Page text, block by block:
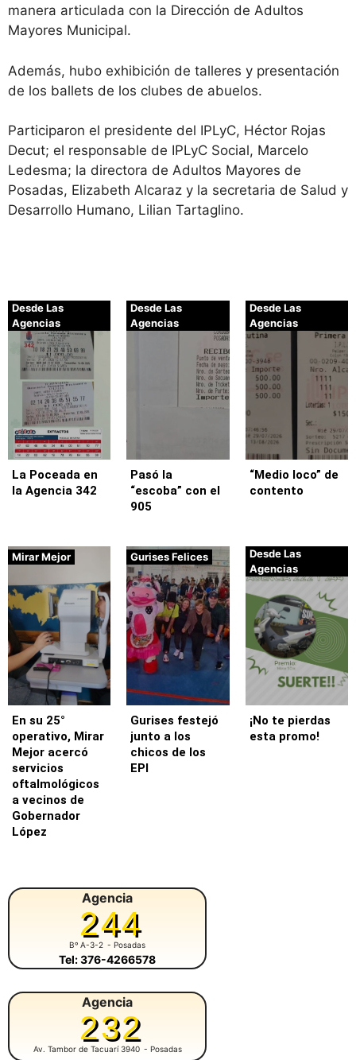
manera articulada con la Dirección de Adultos
Mayores Municipal.
Además, hubo exhibición de talleres y presentación
de los ballets de los clubes de abuelos.
Participaron el presidente del IPLyC, Héctor Rojas
Decut; el responsable de IPLyC Social, Marcelo
Ledesma; la directora de Adultos Mayores de
Posadas, Elizabeth Alcaraz y la secretaria de Salud y
Desarrollo Humano, Lilian Tartaglino.
Desde Las
Agencias
La Poceada en
la Agencia 342
Desde Las
Agencias
Pasó la
“escoba” con el
905
Desde Las
Agencias
“Medio loco” de
contento
Mirar Mejor
En su 25°
operativo, Mirar
Mejor acercó
servicios
oftalmológicos
a vecinos de
Gobernador
López
Gurises Felices
Gurises festejó
junto a los
chicos de los
EPI
Desde Las
Agencias
¡No te pierdas
esta promo!
Agencia
244
Bº A-3-2 - Posadas
Tel: 376-4266578
Agencia
232
Av. Tambor de Tacuarí 3940 - Posadas